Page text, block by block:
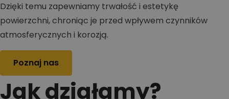
Dzięki temu zapewniamy trwałość i estetykę
powierzchni, chroniąc je przed wpływem czynników
atmosferycznych i korozją.
Poznaj nas
Jak działamy?